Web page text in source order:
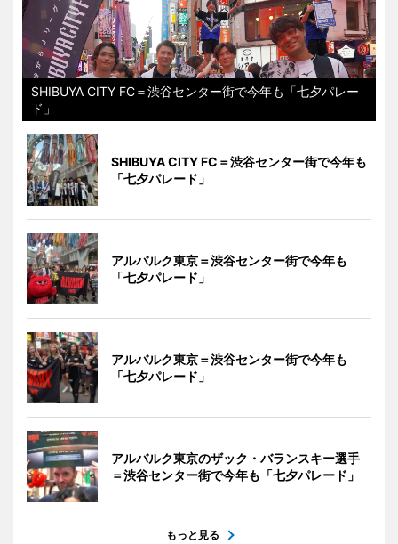
SHIBUYA CITY FC＝渋谷センター街で今年も「七夕パレー
ド」
SHIBUYA CITY FC＝渋谷センター街で今年も
「七夕パレード」
アルバルク東京＝渋谷センター街で今年も
「七夕パレード」
アルバルク東京＝渋谷センター街で今年も
「七夕パレード」
アルバルク東京のザック・バランスキー選手
＝渋谷センター街で今年も「七夕パレード」
もっと見る